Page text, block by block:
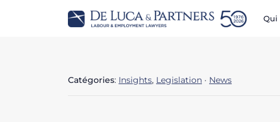
Qui
Catégories: Insights, Legislation · News